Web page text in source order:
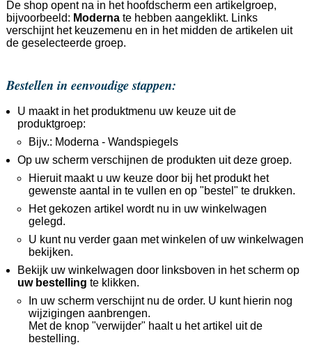
De shop opent na in het hoofdscherm een artikelgroep,
bijvoorbeeld: Modernate hebben aangeklikt. Links
verschijnt het keuzemenu en in het midden de artikelen uit
de geselecteerde groep.
Bestellen in eenvoudige stappen:
U maakt in het produktmenu uw keuze uit de
produktgroep:
Bijv.: Moderna - Wandspiegels
Op uw scherm verschijnen de produkten uit deze groep.
Hieruit maakt u uw keuze door bij het produkt het
gewenste aantal in te vullen en op "bestel" te drukken.
Het gekozen artikel wordt nu in uw winkelwagen
gelegd.
U kunt nu verder gaan met winkelen of uw winkelwagen
bekijken.
Bekijk uw winkelwagen door linksboven in het scherm op
uw bestelling te klikken.
In uw scherm verschijnt nu de order. U kunt hierin nog
wijzigingen aanbrengen.
Met de knop "verwijder" haalt u het artikel uit de
bestelling.